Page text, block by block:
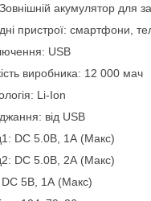
акумулятор для
пристрої: смартфони,
USB
виробника: 12 000 мач
Li-Ion
від USB
DC 5.0В, 1А (Макс)
DC 5.0В, 2А (Макс)
DC 5В, 1А (Макс)